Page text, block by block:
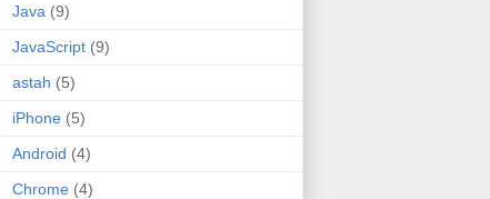
Java (9)
JavaScript (9)
astah (5)
iPhone (5)
Android (4)
Chrome (4)